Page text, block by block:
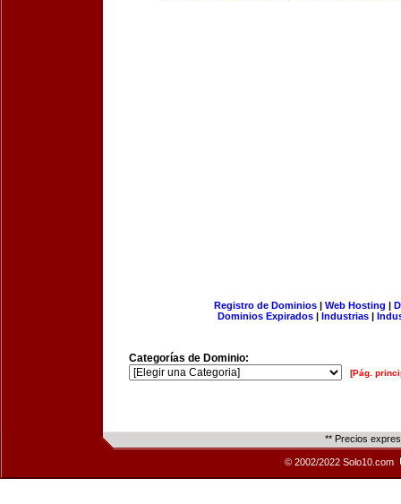
Registro de Dominios| Web Hosting |
Dominios Expirados | Industrias |
Categorías de Dominio:
[Pág.
** Precios
© 2002/2022 Solo10.com